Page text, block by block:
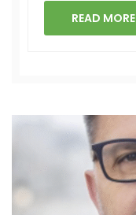
READ MORE